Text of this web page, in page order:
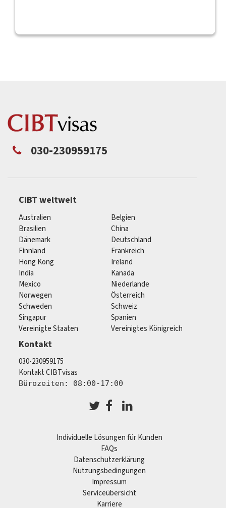
030-230959175
CIBT weltweit
Australien
Belgien
Brasilien
China
Dänemark
Deutschland
Finnland
Frankreich
Hong Kong
Ireland
India
Kanada
Mexico
Niederlande
Norwegen
Österreich
Schweden
Schweiz
Singapur
Spanien
Vereinigte Staaten
Vereinigtes Königreich
Kontakt
030-230959175
Kontakt CIBTvisas
Bürozeiten: 08:00-17:00
Individuelle Lösungen für Kunden
FAQs
Datenschutzerklärung
Nutzungsbedingungen
Impressum
Serviceübersicht
Karriere